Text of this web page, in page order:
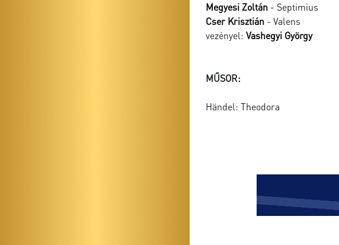
Megyesi Zoltán - Septimius
Cser Krisztián - Valens
vezényel: Vashegyi György
MŰSOR:
Händel: Theodora